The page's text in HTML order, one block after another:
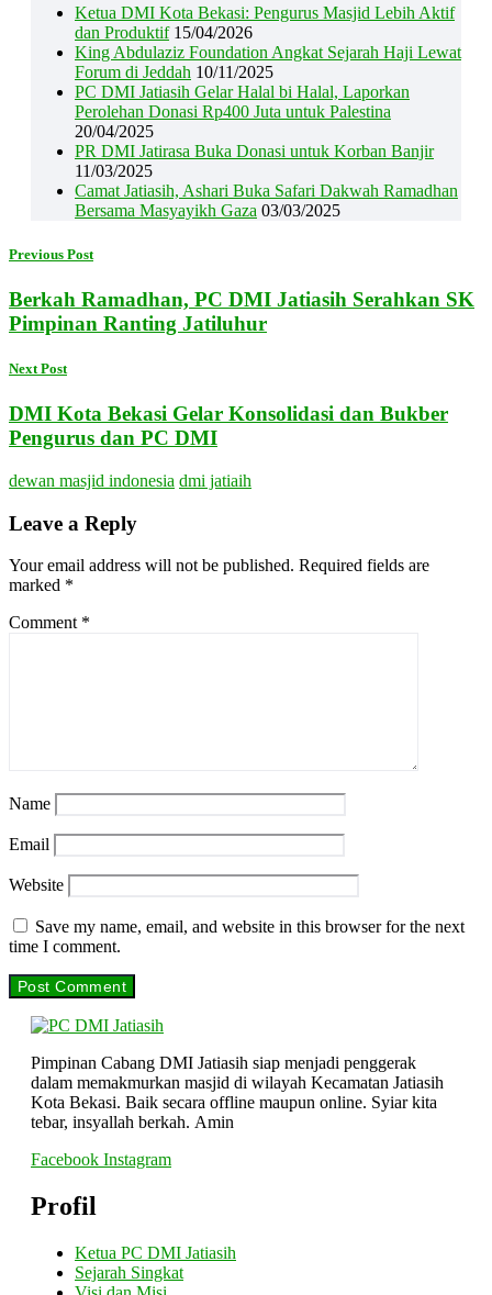
Ketua DMI Kota Bekasi: Pengurus Masjid Lebih Aktif
dan Produktif 15/04/2026
King Abdulaziz Foundation Angkat Sejarah Haji Lewat
Forum di Jeddah 10/11/2025
PC DMI Jatiasih Gelar Halal bi Halal, Laporkan
Perolehan Donasi Rp400 Juta untuk Palestina
20/04/2025
PR DMI Jatirasa Buka Donasi untuk Korban Banjir
11/03/2025
Camat Jatiasih, Ashari Buka Safari Dakwah Ramadhan
Bersama Masyayikh Gaza 03/03/2025
Previous Post
Berkah Ramadhan, PC DMI Jatiasih Serahkan SK
Pimpinan Ranting Jatiluhur
Next Post
DMI Kota Bekasi Gelar Konsolidasi dan Bukber
Pengurus dan PC DMI
dewan masjid indonesia dmi jatiaih
Leave a Reply
Your email address will not be published. Required fields are
marked *
Comment *
Name
Email
Website
Save my name, email, and website in this browser for the next
time I comment.
Pimpinan Cabang DMI Jatiasih siap menjadi penggerak
dalam memakmurkan masjid di wilayah Kecamatan Jatiasih
Kota Bekasi. Baik secara offline maupun online. Syiar kita
tebar, insyallah berkah. Amin
Facebook Instagram
Profil
Ketua PC DMI Jatiasih
Sejarah Singkat